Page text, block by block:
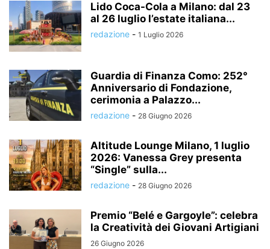
Lido Coca-Cola a Milano: dal 23
al 26 luglio l’estate italiana...
redazione - 1 Luglio 2026
Guardia di Finanza Como: 252°
Anniversario di Fondazione,
cerimonia a Palazzo...
redazione - 28 Giugno 2026
Altitude Lounge Milano, 1 luglio
2026: Vanessa Grey presenta
“Single” sulla...
redazione - 28 Giugno 2026
Premio “Belé e Gargoyle”: celebra
la Creatività dei Giovani Artigiani
26 Giugno 2026